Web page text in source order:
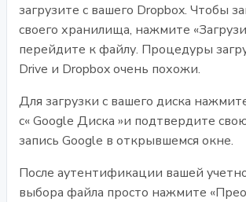
загрузите с вашего Dropbox. Чтобы
своего хранилища, нажмите
перейдите к файлу. Процедуры
Drive и Dropbox очень похожи.
Для загрузки с вашего диска
с« Google Диска »и подтвердите
запись Google в открывшемся окне.
После аутентификации вашей
выбора файла просто нажмите